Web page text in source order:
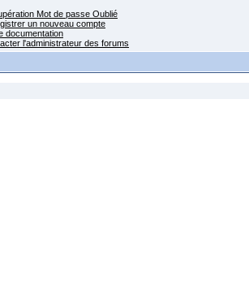
Mot de passe Oublié
un nouveau compte
documentation
l'administrateur des forums